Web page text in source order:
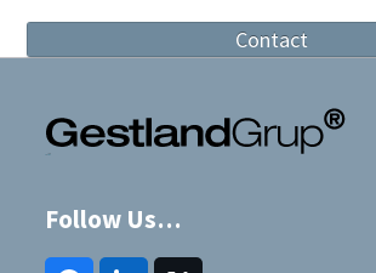
Contact
Follow Us…